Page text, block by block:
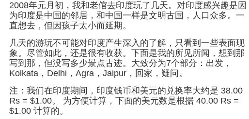
2008年元月初，我和老倌去印度玩了几天。对印度感兴趣是因
为印度是中国的邻居，和中国一样是文明古国，人口众多。一
直想去，但因孩子太小而延期。
几天的游玩不可能对印度产生深入的了解，只看到一些表面现
象。尽管如此，还是很有收获。下面是我的所见所闻，想到那
写到那，但没写多少景点古迹。大致分为7个部分：出发，
Kolkata，Delhi，Agra，Jaipur，回家，疑问。
注：我们在印度期间，印度钱币和美元的兑换率大约是 38.00
Rs = $1.00。 为方便计算，下面的美元数是根据 40.00 Rs =
$1.00 计算的。